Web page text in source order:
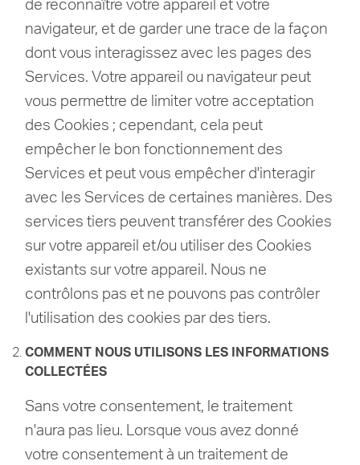
navigateur, et de garder une trace de la façon
dont vous interagissez avec les pages des
Services.Votre appareil ou navigateur peut
vous permettre de limiter votre acceptation
des Cookies ; cependant, cela peut
empêcher le bon fonctionnement des
Services et peut vous empêcher d'interagir
avec les Services de certaines manières. Des
services tiers peuvent transférer des Cookies
sur votre appareil et/ou utiliser des Cookies
existants sur votre appareil. Nous ne
contrôlons pas et ne pouvons pas contrôler
l'utilisation des cookies par des tiers.
COMMENT NOUS UTILISONS LES INFORMATIONS
COLLECTÉES
Sans votre consentement, le traitement
n'aura pas lieu. Lorsque vous avez donné
votre consentement à un traitement de